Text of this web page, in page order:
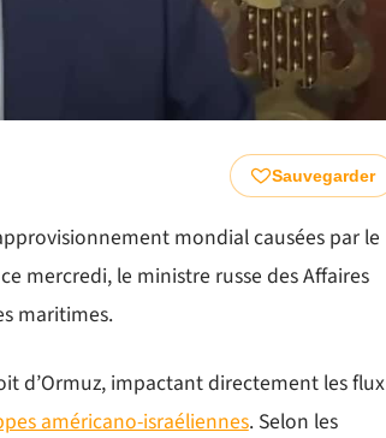
Sauvegarder
mondial causées par le
mercredi, le ministre russe des Affaires
maritimes.
d’Ormuz, impactant directement les flux
américano-israéliennes. Selon les